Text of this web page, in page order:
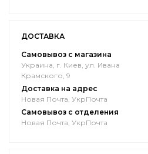
ДОСТАВКА
Самовывоз с магазина
Украина, г. Киев, ул. Ивана
Крамского, 9
Доставка на адрес
Новая Почта, УкрПочта
Самовывоз с отделения
Новая Почта, УкрПочта